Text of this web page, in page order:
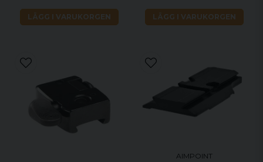
LÄGG I VARUKORGEN LÄGG I VARUKORGEN
AIMPOINT